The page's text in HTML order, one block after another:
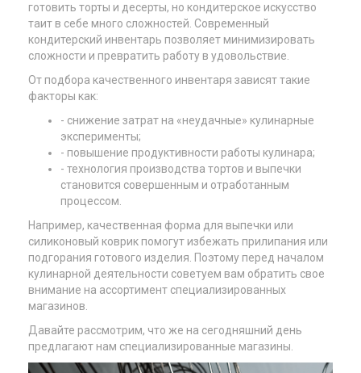
готовить торты и десерты, но кондитерское искусство
таит в себе много сложностей. Современный
кондитерский инвентарь позволяет минимизировать
сложности и превратить работу в удовольствие.
От подбора качественного инвентаря зависят такие
факторы как:
- снижение затрат на «неудачные» кулинарные
эксперименты;
- повышение продуктивности работы кулинара;
- технология производства тортов и выпечки
становится совершенным и отработанным
процессом.
Например, качественная форма для выпечки или
силиконовый коврик помогут избежать прилипания или
подгорания готового изделия. Поэтому перед началом
кулинарной деятельности советуем вам обратить свое
внимание на ассортимент специализированных
магазинов.
Давайте рассмотрим, что же на сегодняшний день
предлагают нам специализированные магазины.